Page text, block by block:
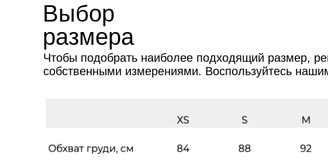
Выбор
размера
Чтобы подобрать наиболее подходящий размер,
собственными измерениями. Воспользуйтесь